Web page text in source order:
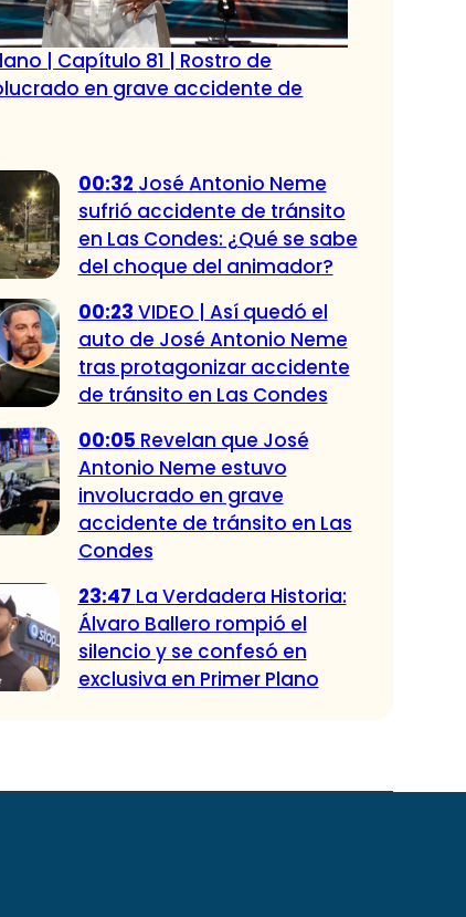
| Capítulo 81 | Rostro de
en grave accidente de
00:32 José Antonio Neme
sufrió accidente de tránsito
en Las Condes: ¿Qué se sabe
del choque del animador?
00:23 VIDEO | Así quedó el
auto de José Antonio Neme
tras protagonizar accidente
de tránsito en Las Condes
00:05 Revelan que José
Antonio Neme estuvo
involucrado en grave
accidente de tránsito en Las
Condes
23:47 La Verdadera Historia:
Álvaro Ballero rompió el
silencio y se confesó en
exclusiva en Primer Plano